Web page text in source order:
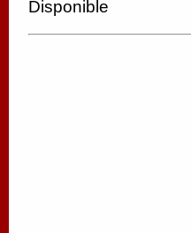
Disponible